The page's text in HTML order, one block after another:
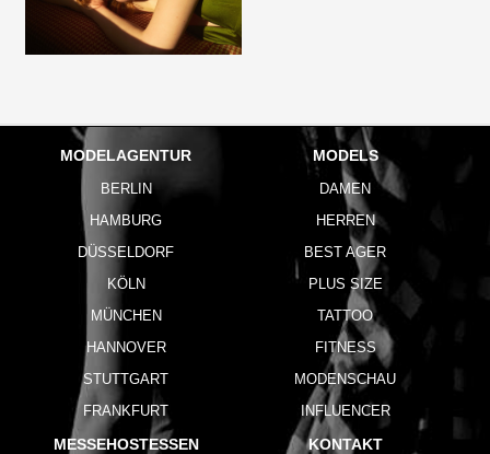
MODELAGENTUR
BERLIN
HAMBURG
DÜSSELDORF
KÖLN
MÜNCHEN
HANNOVER
STUTTGART
FRANKFURT
MODELS
DAMEN
HERREN
BEST AGER
PLUS SIZE
TATTOO
FITNESS
MODENSCHAU
INFLUENCER
MESSEHOSTESSEN KONTAKT